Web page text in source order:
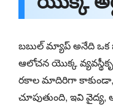
బబుల్ మ్యాప్ అనేది ఒక
ఆలోచన యొక్క
రకాల మాదిరిగా
చూపుతుంది, ఇవి